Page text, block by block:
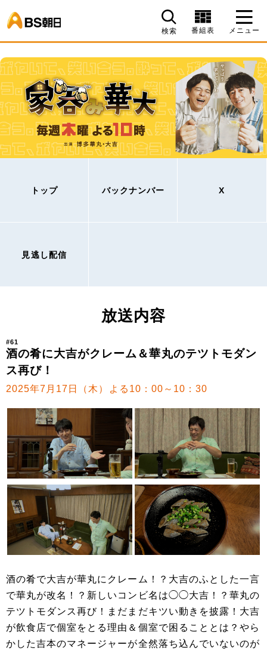
検索 番組表 メニュー
トップ バックナンバー X
見逃し配信
放送内容
#61
酒の肴に大吉がクレーム＆華丸のテツトモダン
ス再び！
2025年7月17日（木）よる10：00～10：30
酒の肴で大吉が華丸にクレーム！？大吉のふとした一言
で華丸が改名！？新しいコンビ名は◯◯大吉！？華丸の
テツトモダンス再び！まだまだキツい動きを披露！大吉
が飲食店で個室をとる理由＆個室で困ることとは？やら
かした吉本のマネージャーが全然落ち込んでいないのが